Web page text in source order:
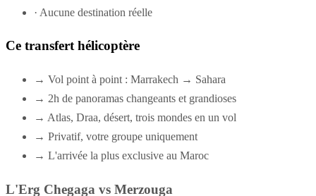
· Aucune destination réelle
Ce transfert hélicoptère
→ Vol point à point : Marrakech → Sahara
→ 2h de panoramas changeants et grandioses
→ Atlas, Draa, désert, trois mondes en un vol
→ Privatif, votre groupe uniquement
→ L'arrivée la plus exclusive au Maroc
L'Erg Chegaga vs Merzouga